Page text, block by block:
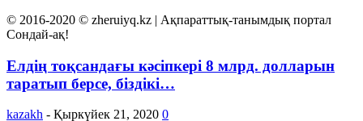
© 2016-2020 © zheruiyq.kz | Ақпараттық-танымдық портал
Сондай-ақ!
Елдің тоқсандағы кәсіпкері 8 млрд. долларын
таратып берсе, біздікі…
kazakh - Қыркүйек 21, 2020 0